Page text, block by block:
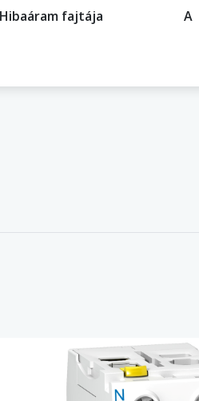
Hibaáram fajtája
A